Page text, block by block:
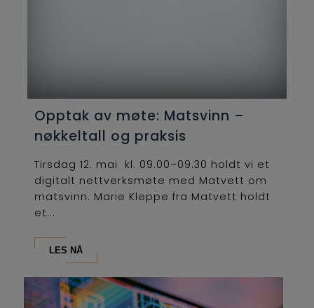
Opptak av møte: Matsvinn –
nøkkeltall og praksis
Tirsdag 12. mai kl. 09.00–09.30 holdt vi et
digitalt nettverksmøte med Matvett om
matsvinn. Marie Kleppe fra Matvett holdt
et...
LES NÅ